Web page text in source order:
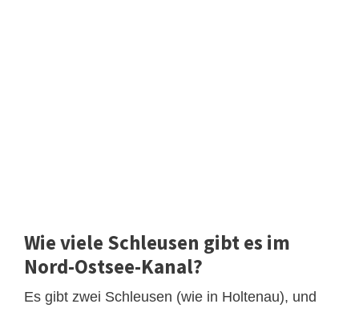
Wie viele Schleusen gibt es im
Nord-Ostsee-Kanal?
Es gibt zwei Schleusen (wie in Holtenau), und